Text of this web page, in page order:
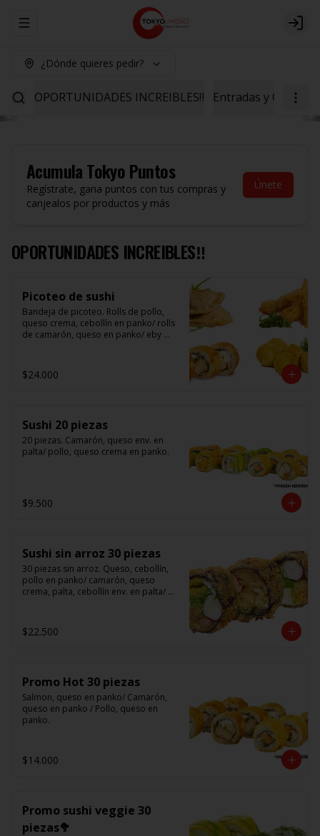
Abrir menu de navegación Login
¿Dónde quieres pedir?
OPORTUNIDADES INCREIBLES‼️ Entradas y
AcumulaTokyo Puntos
Regístrate, gana puntos con tus compras y
canjealos por productos y más
Únete
OPORTUNIDADES INCREIBLES‼️
Picoteo de sushi
Bandeja de picoteo. Rolls de pollo,
queso crema, cebollín en panko/ rolls
de camarón, queso en panko/ eby
crema)/ gyosas mixtas.
$24.000
Sushi 20 piezas
20 piezas. Camarón, queso env. en
palta/ pollo, queso crema en panko.
$9.500
Sushi sin arroz 30 piezas
30 piezas sin arroz. Queso, cebollín,
pollo en panko/ camarón, queso
crema, palta, cebollín env. en palta/
(Foto referencial)
$22.500
Promo Hot 30 piezas
Salmon, queso en panko/ Camarón,
queso en panko / Pollo, queso en
panko.
$14.000
Promo sushi veggie 30
piezas🥦